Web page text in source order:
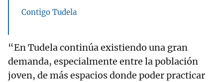
Contigo Tudela
“En Tudela continúa existiendo una gran
demanda, especialmente entre la población
joven, de más espacios donde poder practicar